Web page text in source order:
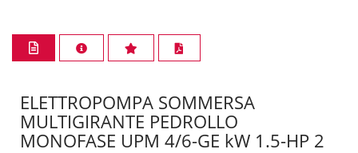
ELETTROPOMPA SOMMERSA
MULTIGIRANTE PEDROLLO
MONOFASE UPM 4/6-GE kW 1.5-HP 2